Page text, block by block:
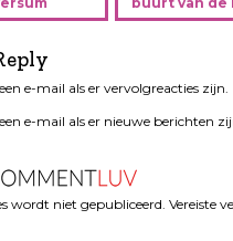
wordt niet gepubliceerd. Vereiste
e-mail als er vervolgreacties zijn.
e-mail als er nieuwe berichten